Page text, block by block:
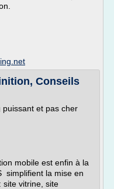
Conseils
puissant et pas cher
mobile est enfin à la
simplifient la mise en
site vitrine, site